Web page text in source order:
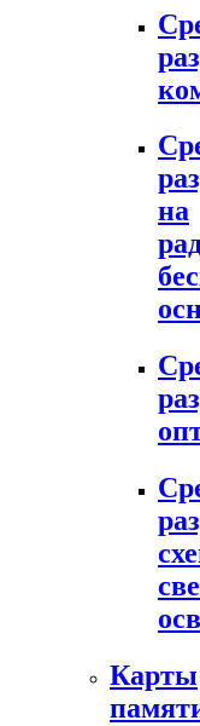
на
Карты